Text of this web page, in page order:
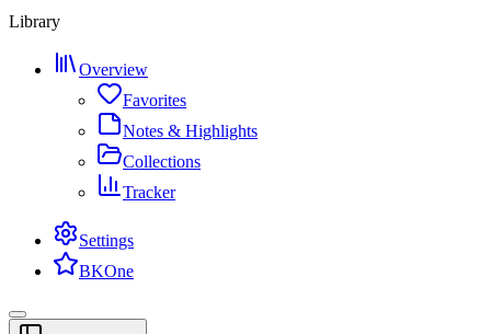
Library
Overview
Favorites
Notes & Highlights
Collections
Tracker
Settings
BKOne